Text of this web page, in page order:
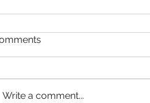
Write a comment...